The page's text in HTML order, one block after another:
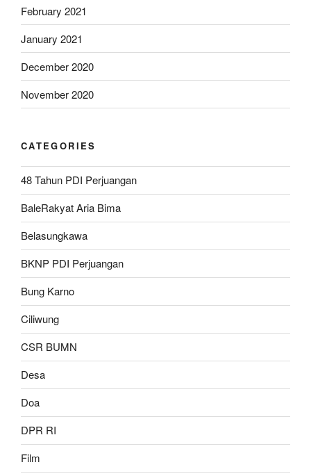
February 2021
January 2021
December 2020
November 2020
CATEGORIES
48 Tahun PDI Perjuangan
BaleRakyat Aria Bima
Belasungkawa
BKNP PDI Perjuangan
Bung Karno
Ciliwung
CSR BUMN
Desa
Doa
DPR RI
Film